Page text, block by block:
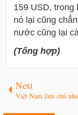
159 USD, trong
nó lại cũng
nước cũng lại
(Tổng hợp)
Next
Việt Nam làm chủ